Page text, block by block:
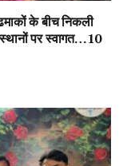
के बीच निकली
पर स्वागत…10